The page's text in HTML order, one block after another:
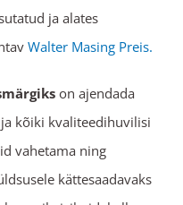
ja alates
Walter Masing Preis.
on ajendada
kõiki kvaliteedihuvilisi
vahetama ning
kättesaadavaks